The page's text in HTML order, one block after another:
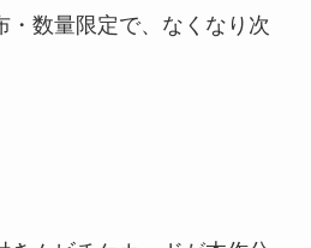
・数量限定で、なくなり次